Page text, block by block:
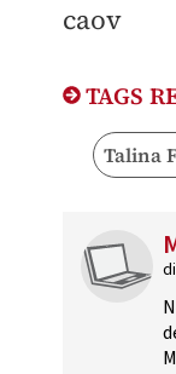
caov
TAGS
Talina